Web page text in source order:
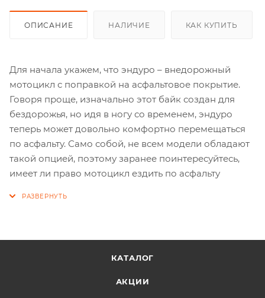
ОПИСАНИЕ НАЛИЧИЕ КАК КУПИТЬ
Для начала укажем, что эндуро – внедорожный
мотоцикл с поправкой на асфальтовое покрытие.
Говоря проще, изначально этот байк создан для
бездорожья, но идя в ногу со временем, эндуро
теперь может довольно комфортно перемещаться
по асфальту. Само собой, не всем модели обладают
такой опцией, поэтому заранее поинтересуйтесь,
имеет ли право мотоцикл ездить по асфальту
КАТАЛОГ
АКЦИИ